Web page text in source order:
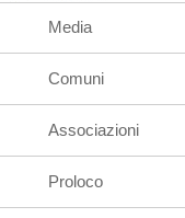
Media
Comuni
Associazioni
Proloco